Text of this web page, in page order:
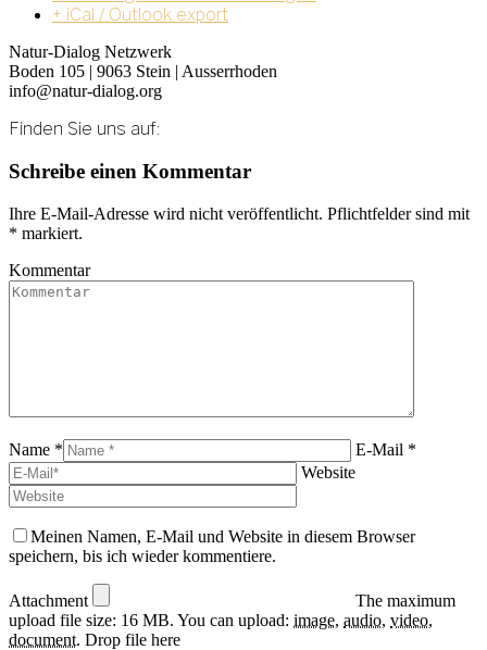
+ iCal / Outlook export
Natur-Dialog Netzwerk
Boden 105 | 9063 Stein | Ausserrhoden
info@natur-dialog.org
Finden Sie uns auf:
Linkedin
page
opens
in
new
window
E-
Mail
page
opens
new
window
Schreibe einen Kommentar
Ihre E-Mail-Adresse wird nicht veröffentlicht. Pflichtfelder sind mit
* markiert.
Kommentar
Name *
E-Mail *
Website
Meinen Namen, E-Mail und Website in diesem Browser
speichern, bis ich wieder kommentiere.
Attachment
The maximum
upload file size: 16 MB. You can upload: image, audio, video,
document. Drop file here